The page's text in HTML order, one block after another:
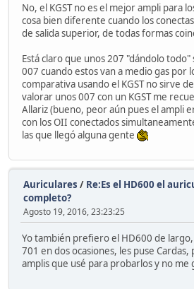
No, el KGST no es el mejor ampli para
cosa bien diferente cuando los
de salida superior, de todas formas
Está claro que unos 207 "dándolo todo"
007 cuando estos van a medio gas por
comparativa usando el KGST no sirve
valorar unos 007 con un KGST me
Allariz (bueno, peor aún pues el ampli
con los OII conectados
las que llegó alguna gente
Auriculares / Re:Es el HD600 el
completo?
Agosto 19, 2016, 23:23:25
Yo también prefiero el HD600 de
701 en dos ocasiones, les puse
amplis que usé para probarlos y no me